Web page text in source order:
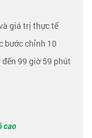
giá trị thực tế
bước chỉnh 10
99 giờ 59 phút
cao